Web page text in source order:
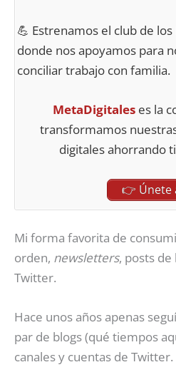
💪 Estrenamos el club de
donde nos apoyamos para
conciliar trabajo con familia.
MetaDigitales es la
transformamos
digitales ahorrando
👉 Únete
Mi forma favorita de
orden, newsletters, posts de
Twitter.
Hace unos años apenas
par de blogs (qué tiempos
canales y cuentas de Twitter.